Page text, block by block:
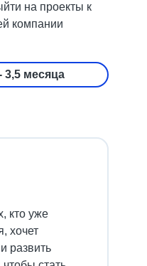
кто уже
хочет
развить
на проекты к
компании
3,5 месяца